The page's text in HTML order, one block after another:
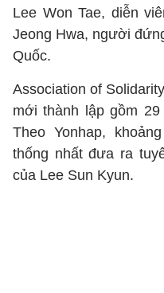
Lee Won Tae, diễn
Jeong Hwa, người
Quốc.
Association of
mới thành lập gồm
Theo Yonhap,
thống nhất đưa ra
của Lee Sun Kyun.